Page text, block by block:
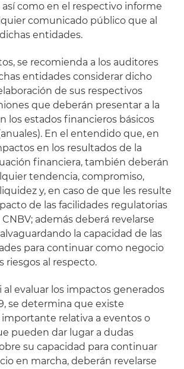
como en el respectivo informe
comunicado público que al
entidades.
se recomienda a los auditores
entidades considerar dicho
de sus respectivos
que deberán presentar a la
los estados financieros básicos
En el entendido que, en
en los resultados de la
financiera, también deberán
tendencia, compromiso,
y, en caso de que les resulte
de las facilidades regulatorias
además deberá revelarse
la capacidad de las
para continuar como negocio
riesgos al respecto.
al evaluar los impactos generados
se determina que existe
relativa a eventos o
pueden dar lugar a dudas
su capacidad para continuar
en marcha, deberán revelarse